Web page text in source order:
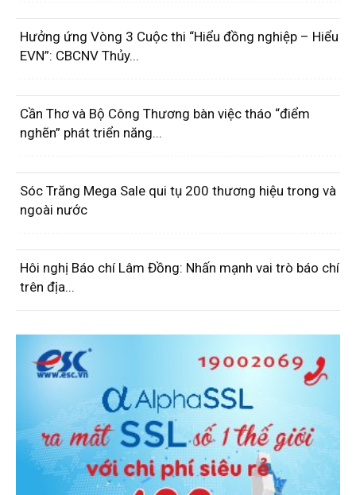
Hưởng ứng Vòng 3 Cuộc thi “Hiểu đồng nghiệp – Hiểu
EVN”: CBCNV Thủy...
Cần Thơ và Bộ Công Thương bàn việc tháo “điểm
nghẽn” phát triển năng...
Sóc Trăng Mega Sale qui tụ 200 thương hiệu trong và
ngoài nước
Hôi nghị Báo chí Lâm Đồng: Nhấn mạnh vai trò báo chí
trên địa...